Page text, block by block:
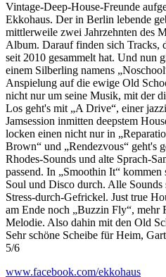
Vintage-Deep-House-Freunde
Ekkohaus. Der in Berlin lebende
mittlerweile zwei Jahrzehnten des
Album. Darauf finden sich Tracks,
seit 2010 gesammelt hat. Und nun
einem Silberling namens
Anspielung auf die ewige Old
nicht nur um seine Musik, mit der
Los geht's mit „A Drive“, einer
Jamsession inmitten deepstem
locken einen nicht nur in
Brown“ und „Rendezvous“ geht's
Rhodes-Sounds und alte Sprach-
passend. In „Smoothin It“
Soul und Disco durch. Alle
Stress-durch-Gefrickel. Just true
am Ende noch „Buzzin Fly“, mehr
Melodie. Also dahin mit den Old
Sehr schöne Scheibe für Heim,
5/6
www.facebook.com/ekkohaus